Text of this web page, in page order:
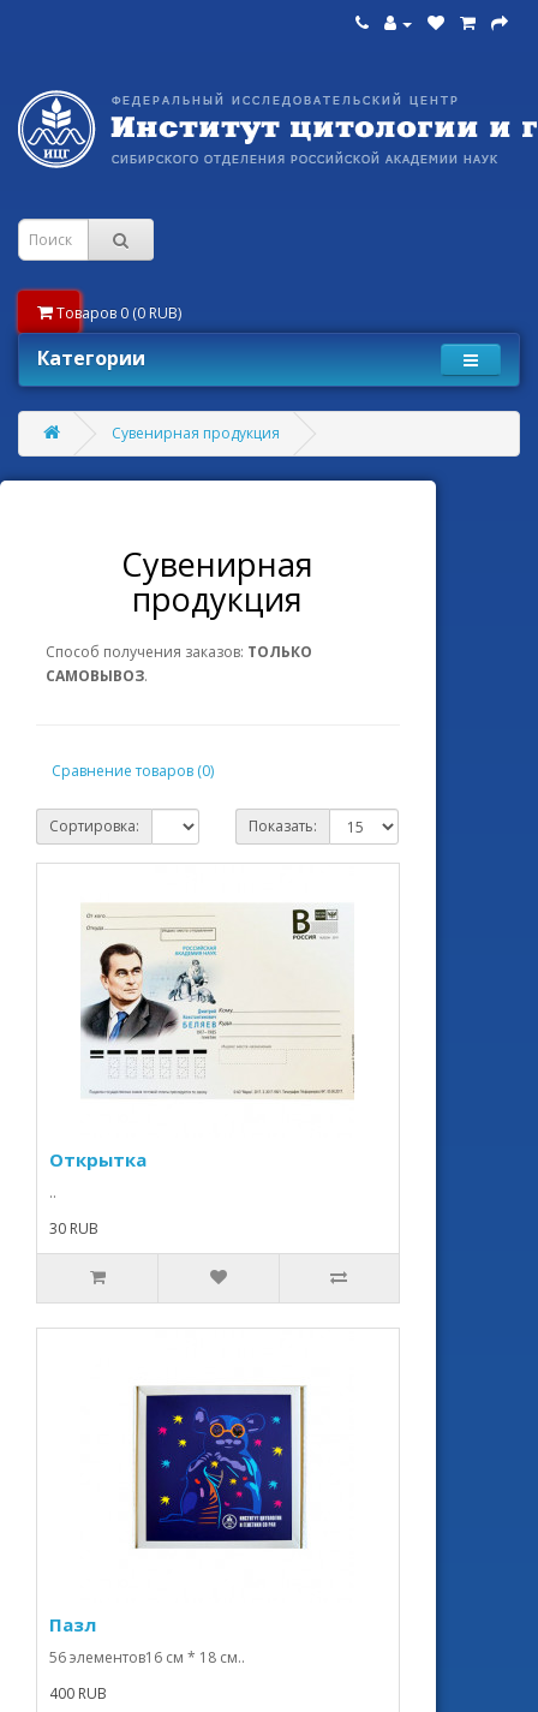
Товаров 0 (0 RUB)
Категории
Сувенирная продукция
Сувенирная
продукция
Способ получения заказов: ТОЛЬКО
САМОВЫВОЗ.
Сравнение товаров (0)
Сортировка: Показать:
Открытка
..
30 RUB
Пазл
56 элементов16 см * 18 см..
400 RUB